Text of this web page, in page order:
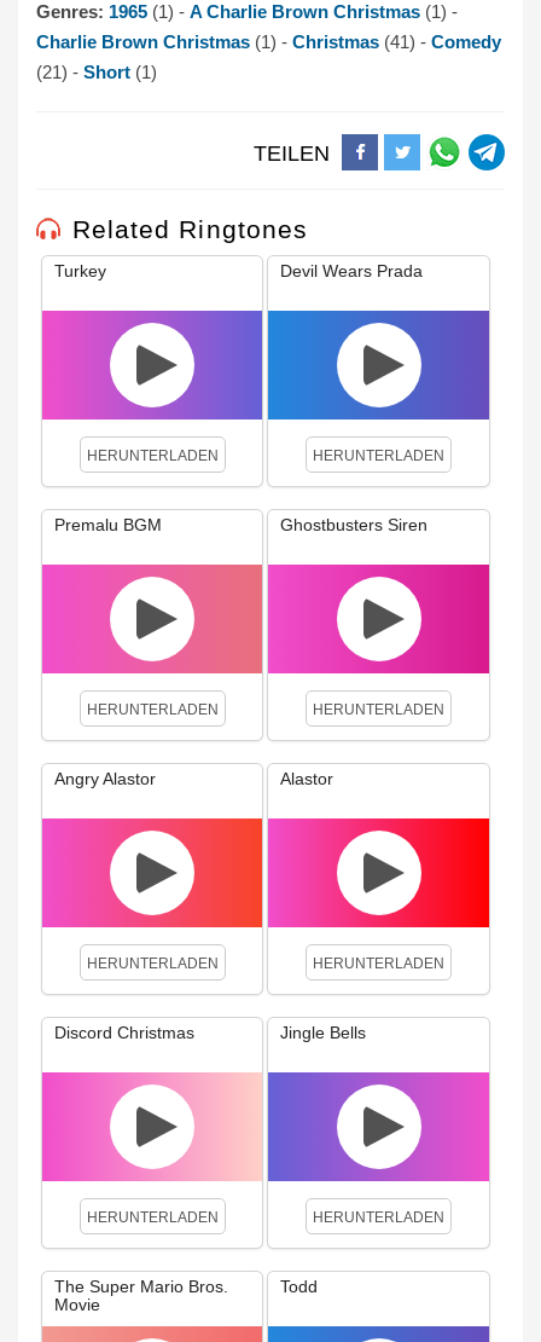
Genres: 1965 (1) - A Charlie Brown Christmas (1) -
Charlie Brown Christmas (1) - Christmas (41) - Comedy
(21) - Short (1)
TEILEN
Related Ringtones
Turkey
HERUNTERLADEN
Devil Wears Prada
HERUNTERLADEN
Premalu BGM
HERUNTERLADEN
Ghostbusters Siren
HERUNTERLADEN
Angry Alastor
HERUNTERLADEN
Alastor
HERUNTERLADEN
Discord Christmas
HERUNTERLADEN
Jingle Bells
HERUNTERLADEN
The Super Mario Bros.
Movie
Todd